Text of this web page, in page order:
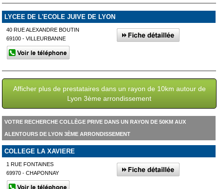
LYCEE DE L'ECOLE JUIVE DE LYON
40 RUE ALEXANDRE BOUTIN
69100 - VILLEURBANNE
Afficher plus de prestataires dans un rayon de 10km autour de
Lyon 3ème arrondissement
VOTRE RECHERCHE COLLÈGE PRIVE DANS UN RAYON DE 50KM AUX
ALENTOURS DE LYON 3ÈME ARRONDISSEMENT
COLLEGE LA XAVIERE
1 RUE FONTAINES
69970 - CHAPONNAY